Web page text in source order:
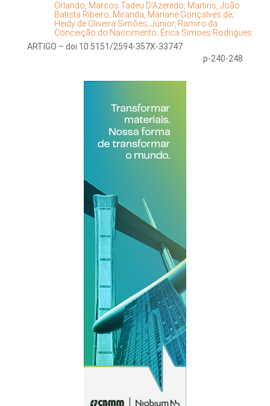
Orlando, Marcos Tadeu D’Azeredo; Martins, João
Batista Ribeiro; Miranda, Mariane Gonçalves de;
Heidy de Oliveira Simões; Júnior, Ramiro da
Conceição do Nascimento; Érica Simoes Rodrigues
ARTIGO – doi 10.5151/2594-357X-33747
p-240-248